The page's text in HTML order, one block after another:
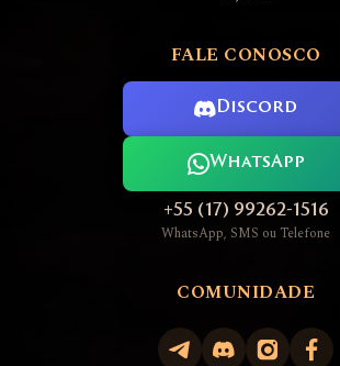
FALE CONOSCO
Discord
WhatsApp
+55 (17) 99262-1516
WhatsApp, SMS ou Telefone
COMUNIDADE